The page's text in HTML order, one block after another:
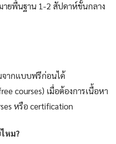
ยพื้นฐาน 1-2 สัปดาห์ขั้นกลาง
จากแบบฟรีก่อนได้
courses) เมื่อต้องการเนื้อหา
หรือ certification
หม?